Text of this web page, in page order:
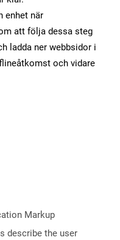
enhet när
att följa dessa steg
ladda ner webbsidor i
och vidare
Markup
describe the user